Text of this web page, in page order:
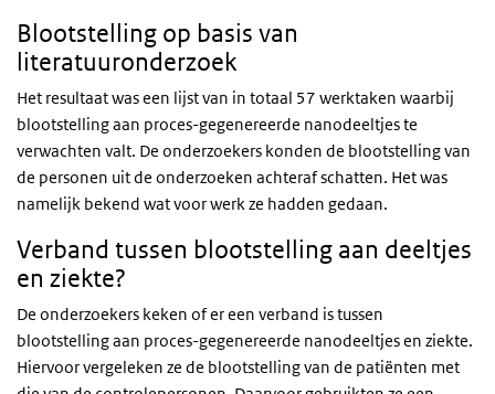
Blootstelling op basis van
literatuuronderzoek
Het resultaat was een lijst van in totaal 57 werktaken waarbij
blootstelling aan proces-gegenereerde nanodeeltjes te
verwachten valt. De onderzoekers konden de blootstelling van
de personen uit de onderzoeken achteraf schatten. Het was
namelijk bekend wat voor werk ze hadden gedaan.
Verband tussen blootstelling aan deeltjes
en ziekte?
De onderzoekers keken of er een verband is tussen
blootstelling aan proces-gegenereerde nanodeeltjes en ziekte.
Hiervoor vergeleken ze de blootstelling van de patiënten met